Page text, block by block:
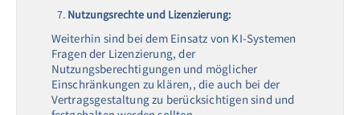
Nutzungsrechte und Lizenzierung:
Weiterhin sind bei dem Einsatz von KI-Systemen
Fragen der Lizenzierung, der
Nutzungsberechtigungen und möglicher
Einschränkungen zu klären,, die auch bei der
Vertragsgestaltung zu berücksichtigen sind und